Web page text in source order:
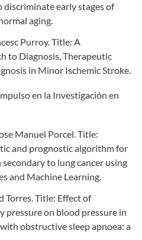
discriminate early stages of
aging.
Purroy. Title: A
to Diagnosis, Therapeutic
in Minor Ischemic Stroke.
en la Investigación en
Manuel Porcel. Title:
and prognostic algorithm for
to lung cancer using
and Machine Learning.
Torres. Title: Effect of
pressure on blood pressure in
obstructive sleep apnoea: a